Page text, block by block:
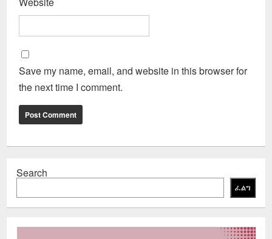
Save my name, email, and website in this browser for
the next time I comment.
Search
ፈልግ